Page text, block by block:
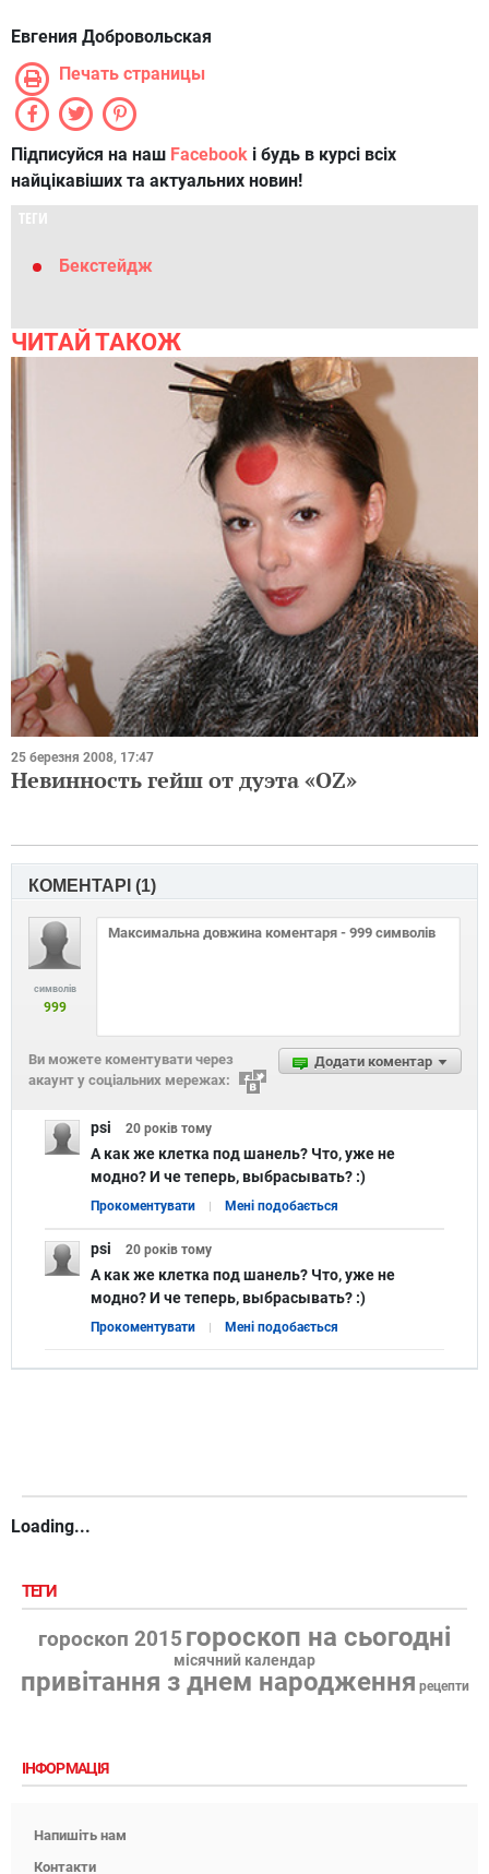
Евгения Добровольская
Печать страницы
Підписуйся на наш Facebook і будь в курсі всіх
найцікавіших та актуальних новин!
ТЕГИ
Бекстейдж
ЧИТАЙ ТАКОЖ
25 березня 2008, 17:47
Невинность гейш от дуэта «OZ»
КОМЕНТАРІ (1)
символів
999
Додати коментар
Ви можете коментувати через
акаунт у соціальних мережах:
psi 20 років тому
А как же клетка под шанель? Что, уже не
модно? И че теперь, выбрасывать? :)
Прокоментувати Мені подобається
psi 20 років тому
А как же клетка под шанель? Что, уже не
модно? И че теперь, выбрасывать? :)
Прокоментувати Мені подобається
Loading...
ТЕГИ
гороскоп 2015 гороскоп на сьогодні
місячний календар
привітання з днем народження рецепти
ІНФОРМАЦІЯ
Напишіть нам
Контакти